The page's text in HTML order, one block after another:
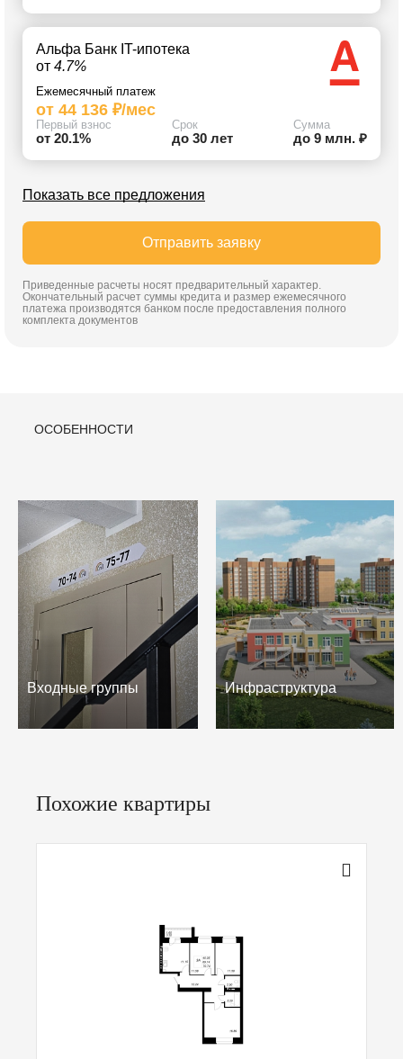
Альфа Банк IT-ипотека
от 4.7%
Ежемесячный платеж
от 44 136 ₽/мес
Первый взнос
от 20.1%
Срок
до 30 лет
Сумма
до 9 млн. ₽
Показать все предложения
Отправить заявку
Приведенные расчеты носят предварительный характер.
Окончательный расчет суммы кредита и размер ежемесячного
платежа производятся банком после предоставления полного
комплекта документов
ОСОБЕННОСТИ
Входные группы Инфраструктура
Похожие квартиры